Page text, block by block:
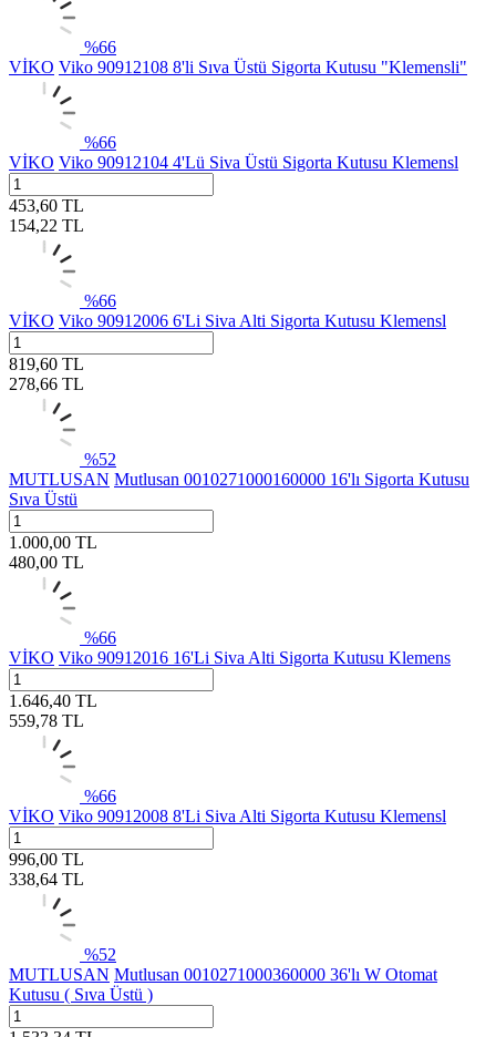
%66
VİKO Viko 90912108 8'li Sıva Üstü Sigorta Kutusu "Klemensli"
%66
VİKO Viko 90912104 4'Lü Siva Üstü Sigorta Kutusu Klemensl
453,60 TL
154,22 TL
%66
VİKO Viko 90912006 6'Li Siva Alti Sigorta Kutusu Klemensl
819,60 TL
278,66 TL
%52
MUTLUSAN Mutlusan 0010271000160000 16'lı Sigorta Kutusu
Sıva Üstü
1.000,00 TL
480,00 TL
%66
VİKO Viko 90912016 16'Li Siva Alti Sigorta Kutusu Klemens
1.646,40 TL
559,78 TL
%66
VİKO Viko 90912008 8'Li Siva Alti Sigorta Kutusu Klemensl
996,00 TL
338,64 TL
%52
MUTLUSAN Mutlusan 0010271000360000 36'lı W Otomat
Kutusu ( Sıva Üstü )